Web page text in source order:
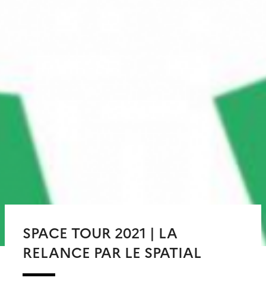
SPACE TOUR 2021 | LA
RELANCE PAR LE SPATIAL